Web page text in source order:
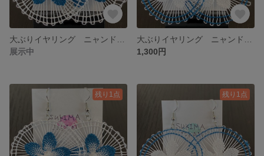
展示中
1,300円
残り1点 残り1点